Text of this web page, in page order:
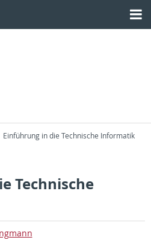
Einführung in die Technische Informatik
Technische